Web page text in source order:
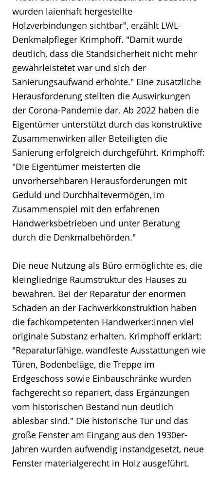
wurden laienhaft hergestellte
Holzverbindungen sichtbar", erzählt LWL-
Denkmalpfleger Krimphoff. "Damit wurde
deutlich, dass die Standsicherheit nicht mehr
gewährleistetet war und sich der
Sanierungsaufwand erhöhte." Eine zusätzliche
Herausforderung stellten die Auswirkungen
der Corona-Pandemie dar. Ab 2022 haben die
Eigentümer unterstützt durch das konstruktive
Zusammenwirken aller Beteiligten die
Sanierung erfolgreich durchgeführt. Krimphoff:
"Die Eigentümer meisterten die
unvorhersehbaren Herausforderungen mit
Geduld und Durchhaltevermögen, im
Zusammenspiel mit den erfahrenen
Handwerksbetrieben und unter Beratung
durch die Denkmalbehörden."
Die neue Nutzung als Büro ermöglichte es, die
kleingliedrige Raumstruktur des Hauses zu
bewahren. Bei der Reparatur der enormen
Schäden an der Fachwerkkonstruktion haben
die fachkompetenten Handwerker:innen viel
originale Substanz erhalten. Krimphoff erklärt:
"Reparaturfähige, wandfeste Ausstattungen wie
Türen, Bodenbeläge, die Treppe im
Erdgeschoss sowie Einbauschränke wurden
fachgerecht so repariert, dass Ergänzungen
vom historischen Bestand nun deutlich
ablesbar sind." Die historische Tür und das
große Fenster am Eingang aus den 1930er-
Jahren wurden aufwendig instandgesetzt, neue
Fenster materialgerecht in Holz ausgeführt.